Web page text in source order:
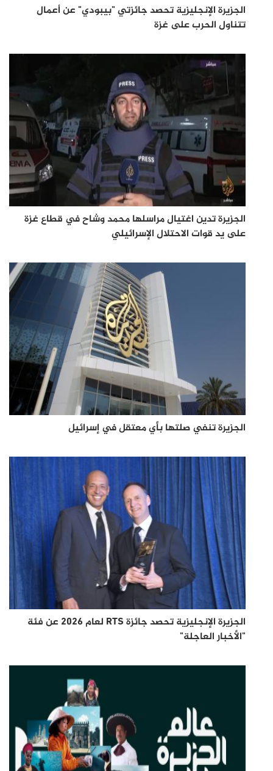
الجزيرة الإنجليزية تحصد جائزتي "بيبودي" عن أعمال
تتناول الحرب على غزة
الجزيرة تدين اغتيال مراسلها محمد وشاح في قطاع غزة
على يد قوات الاحتلال الإسرائيلي
الجزيرة تنفي صلتها بأي معتقل في إسرائيل
الجزيرة الإنجليزية تحصد جائزة RTS لعام 2026 عن فئة
"الأخبار العاجلة"